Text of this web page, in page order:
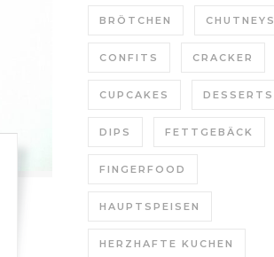
BRÖTCHEN CHUTNEYS
CONFITS CRACKER
CUPCAKES DESSERTS
DIPS FETTGEBÄCK
FINGERFOOD
HAUPTSPEISEN
HERZHAFTE KUCHEN